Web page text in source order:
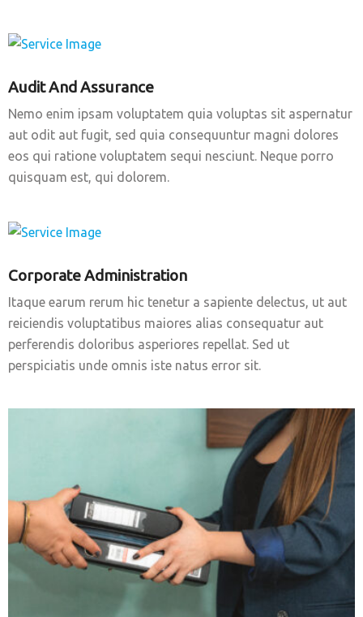
Audit And Assurance
Nemo enim ipsam voluptatem quia voluptas sit aspernatur
aut odit aut fugit, sed quia consequuntur magni dolores
eos qui ratione voluptatem sequi nesciunt. Neque porro
quisquam est, qui dolorem.
Corporate Administration
Itaque earum rerum hic tenetur a sapiente delectus, ut aut
reiciendis voluptatibus maiores alias consequatur aut
perferendis doloribus asperiores repellat. Sed ut
perspiciatis unde omnis iste natus error sit.